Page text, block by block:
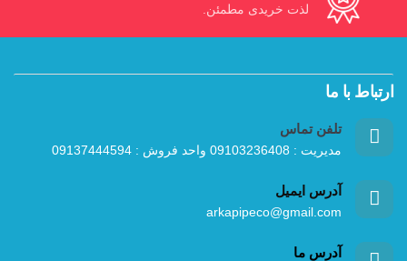
لذت خریدی مطمئن.
ارتباط با ما
تلفن تماس
مدیریت : 09103236408 واحد فروش : 09137444594
آدرس ایمیل
arkapipeco@gmail.com
آدرس ما